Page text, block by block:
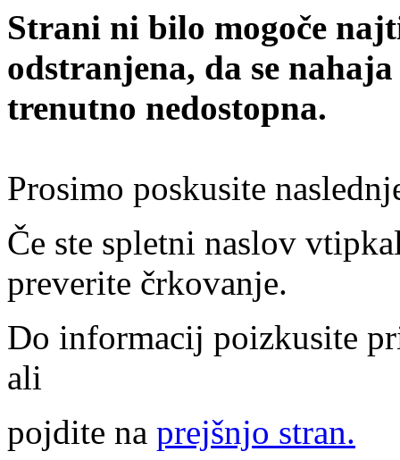
Strani ni bilo mogoče
odstranjena, da se
trenutno nedostopna.
Prosimo poskusite
Če ste spletni naslov
preverite črkovanje.
Do informacij poizkusite
ali
pojdite na prejšnjo stran.